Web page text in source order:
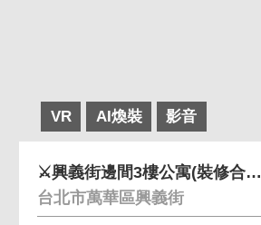
VR AI煥裝 影音
⚔興義街邊間3樓公寓(裝修合格證明,有都更題材)
台北市萬華區興義街